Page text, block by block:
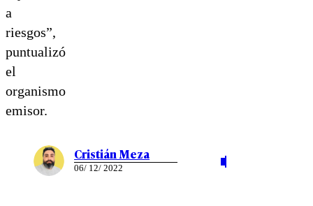
a
riesgos”,
puntualizó
el
organismo
emisor.
Cristián Meza
06/ 12/ 2022